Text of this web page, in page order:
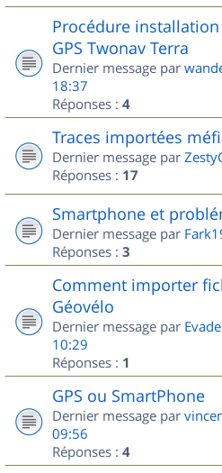
Procédure
GPS Twonav Terra
Dernier message par
18:37
Réponses : 4
Traces importées
Dernier message par
Réponses : 17
Smartphone et
Dernier message par
Réponses : 3
Comment importer
Géovélo
Dernier message par
10:29
Réponses : 1
GPS ou SmartPhone
Dernier message par
09:56
Réponses : 4